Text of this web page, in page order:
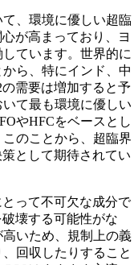
、環境に優しい超臨
が高まっており、ヨ
ています。世界的に
ら、特にインド、中
需要は増加すると予
て最も環境に優しい
やHFCをベースとし
のことから、超臨界
として期待されてい
って不可欠な成分で
壊する可能性がな
いため、規制上の義
回収したりすること